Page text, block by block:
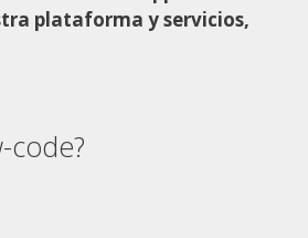
plataforma y servicios,
code?